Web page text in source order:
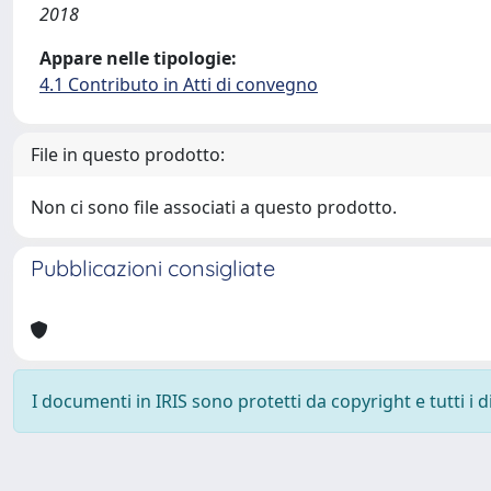
2018
Appare nelle tipologie:
4.1 Contributo in Atti di convegno
File in questo prodotto:
Non ci sono file associati a questo prodotto.
Pubblicazioni consigliate
I documenti in IRIS sono protetti da copyright e tutti i